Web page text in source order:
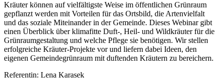
Kräuter können auf vielfältigste Weise im öffentlichen Grünraum
gepflanzt werden mit Vorteilen für das Ortsbild, die Artenvielfalt
und das soziale Miteinander in der Gemeinde. Dieses Webinar gibt
einen Überblick über klimafitte Duft-, Heil- und Wildkräuter für die
Grünraumgestaltung und welche Pflege sie benötigen. Wir stellen
erfolgreiche Kräuter-Projekte vor und liefern dabei Ideen, den
eigenen Gemeindegrünraum mit duftenden Kräutern zu bereichern.
Referentin: Lena Karasek